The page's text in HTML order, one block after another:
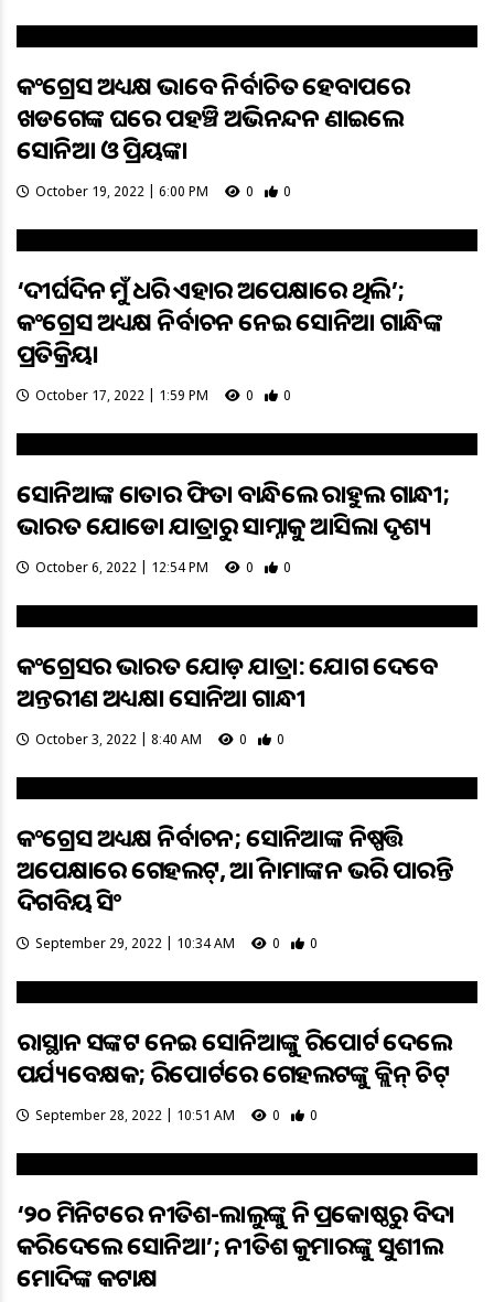
କଂଗ୍ରେସ ଅଧ୍ୟକ୍ଷ ଭାବେ ନିର୍ବାଚିତ ହେବାପରେ
ଖଡଗେଙ୍କ ଘରେ ପହଞ୍ଚି ଅଭିନନ୍ଦନ ଜଣାଇଲେ
ସୋନିଆ ଓ ପ୍ରିୟଙ୍କା
October 19, 2022 | 6:00 PM 0 0
‘ଦୀର୍ଘଦିନ ମୁଁ ଧରି ଏହାର ଅପେକ୍ଷାରେ ଥିଲି’;
କଂଗ୍ରେସ ଅଧ୍ୟକ୍ଷ ନିର୍ବାଚନ ନେଇ ସୋନିଆ ଗାନ୍ଧିଙ୍କ
ପ୍ରତିକ୍ରିୟା
October 17, 2022 | 1:59 PM 0 0
ସୋନିଆଙ୍କ ଜୋତାର ଫିତା ବାନ୍ଧିଲେ ରାହୁଲ ଗାନ୍ଧୀ;
ଭାରତ ଯୋଡୋ ଯାତ୍ରାରୁ ସାମ୍ନାକୁ ଆସିଲା ଦୃଶ୍ୟ
October 6, 2022 | 12:54 PM 0 0
କଂଗ୍ରେସର ଭାରତ ଯୋଡ଼ ଯାତ୍ରା: ଯୋଗ ଦେବେ
ଅନ୍ତରୀଣ ଅଧ୍ୟକ୍ଷା ସୋନିଆ ଗାନ୍ଧୀ
October 3, 2022 | 8:40 AM 0 0
କଂଗ୍ରେସ ଅଧ୍ୟକ୍ଷ ନିର୍ବାଚନ; ସୋନିଆଙ୍କ ନିଷ୍ପତ୍ତି
ଅପେକ୍ଷାରେ ଗେହଲଟ୍, ଆଜି ନାମାଙ୍କନ ଭରି ପାରନ୍ତି
ଦିଗବିଜୟ ସିଂ
September 29, 2022 | 10:34 AM 0 0
ରାଜସ୍ଥାନ ସଙ୍କଟ ନେଇ ସୋନିଆଙ୍କୁ ରିପୋର୍ଟ ଦେଲେ
ପର୍ଯ୍ୟବେକ୍ଷକ; ରିପୋର୍ଟରେ ଗେହଲଟଙ୍କୁ କ୍ଲିନ୍ ଚିଟ୍
September 28, 2022 | 10:51 AM 0 0
‘୨୦ ମିନିଟରେ ନୀତିଶ-ଲାଲୁଙ୍କୁ ନିଜ ପ୍ରକୋଷ୍ଠରୁ ବିଦା
କରିଦେଲେ ସୋନିଆ’; ନୀତିଶ କୁମାରଙ୍କୁ ସୁଶୀଲ
ମୋଦିଙ୍କ କଟାକ୍ଷ